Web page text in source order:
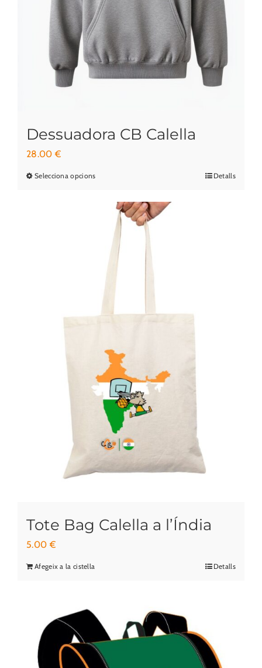
Dessuadora CB Calella
28.00€
Selecciona opcionsAquest
diverses
variants.
es
pàgina
del
producte
Detalls
Tote Bag Calella a l’Índia
5.00€
Afegeix a la cistella Detalls